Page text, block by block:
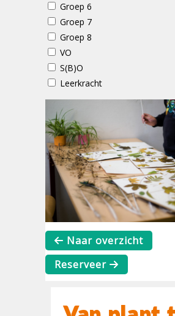
Groep 6
Groep 7
Groep 8
VO
S(B)O
Leerkracht
Naar overzicht
Reserveer